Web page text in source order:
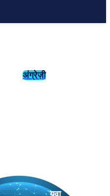
अंग्रेज़ी
युवा